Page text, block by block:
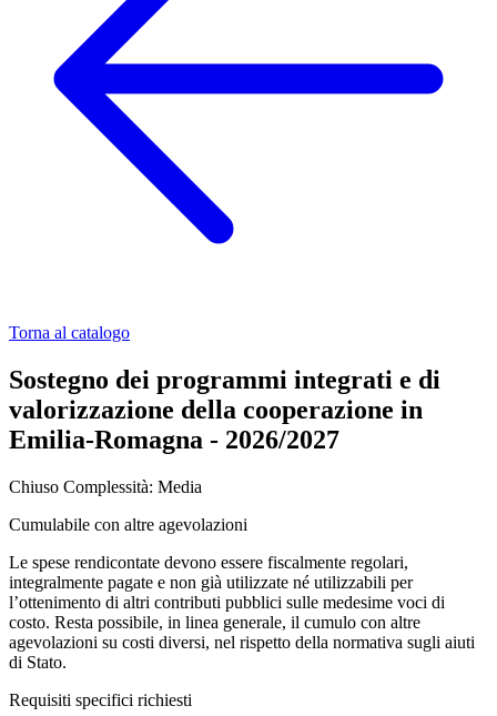
Torna al catalogo
Sostegno dei programmi integrati e di
valorizzazione della cooperazione in
Emilia-Romagna - 2026/2027
Chiuso Complessità: Media
Cumulabile con altre agevolazioni
Le spese rendicontate devono essere fiscalmente regolari,
integralmente pagate e non già utilizzate né utilizzabili per
l’ottenimento di altri contributi pubblici sulle medesime voci di
costo. Resta possibile, in linea generale, il cumulo con altre
agevolazioni su costi diversi, nel rispetto della normativa sugli aiuti
di Stato.
Requisiti specifici richiesti